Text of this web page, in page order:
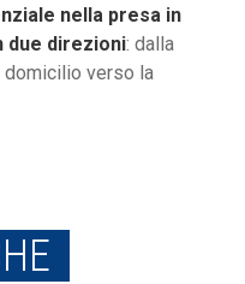
nella presa in
due direzioni: dalla
verso la